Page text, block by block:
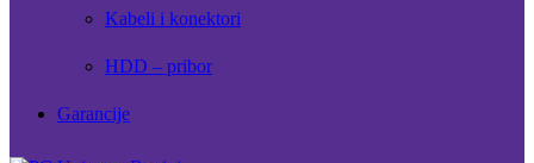
Kabeli i konektori
HDD – pribor
Garancije